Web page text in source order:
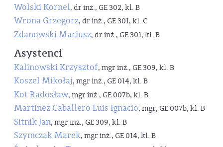
Wolski Kornel, dr inż., GE 302, kl. B
Wrona Grzegorz, dr inż., GE 301, kl. C
Zdanowski Mariusz, dr inż., GE 301, kl. B
Asystenci
Kalinowski Krzysztof, mgr inż., GE 309, kl. B
Koszel Mikołaj, mgr inż., GE 014, kl. B
Kot Radosław, mgr inż., GE 007b, kl. B
Martinez Caballero Luis Ignacio, mgr, GE 007b, kl. B
Sitnik Jan, mgr inż., GE 309, kl. B
Szymczak Marek, mgr inż., GE 014, kl. B